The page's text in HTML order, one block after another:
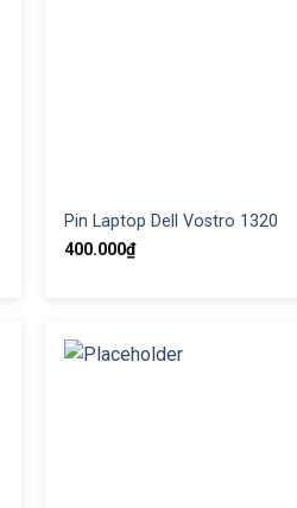
Pin Laptop Dell Vostro 1320
400.000₫